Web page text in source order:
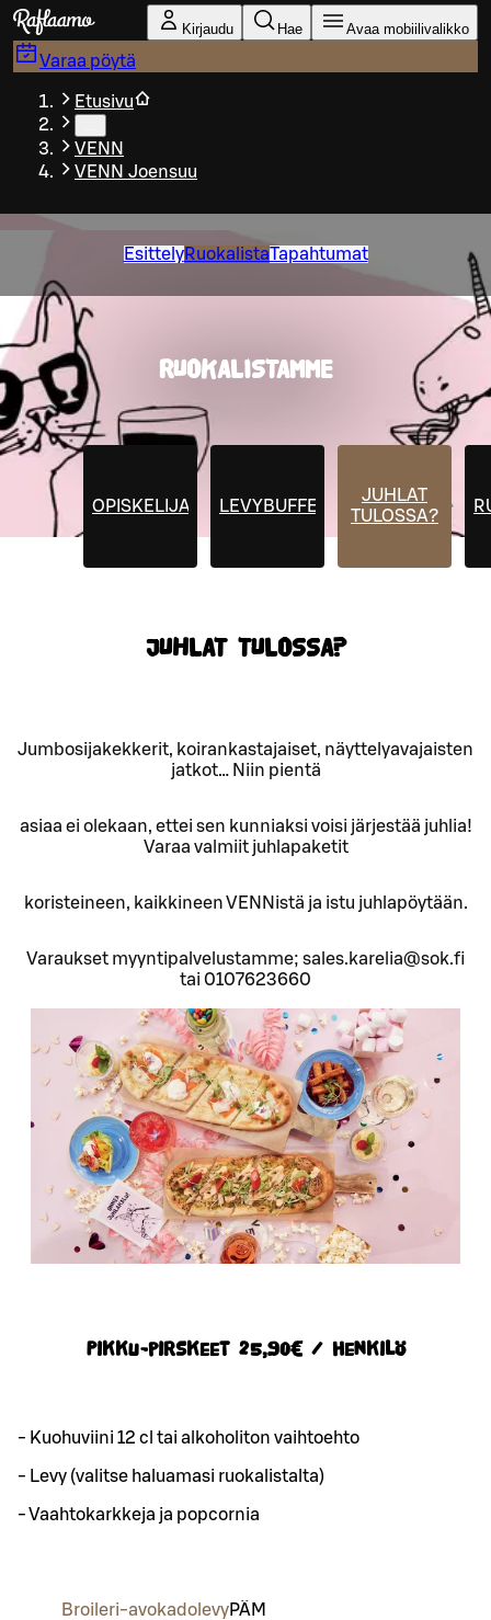
Siirry pääsisältöön
Kirjaudu Hae Avaa mobiilivalikko
Varaa pöytä
Etusivu
VENN
VENN Joensuu
EsittelyRuokalistaTapahtumat
RUOKALISTAMME
OPISKELIJAHINNATLEVYBUFFET
JUHLAT
TULOSSA?
JUHLAT TULOSSA?
Jumbosijakekkerit, koirankastajaiset, näyttelyavajaisten
jatkot… Niin pientä
asiaa ei olekaan, ettei sen kunniaksi voisi järjestää juhlia!
Varaa valmiit juhlapaketit
koristeineen, kaikkineen VENNistä ja istu juhlapöytään.
Varaukset myyntipalvelustamme; sales.karelia@sok.fi
tai 0107623660
Pikku-pirskeet 25,90€ / henkilö
- Kuohuviini 12 cl tai alkoholiton vaihtoehto
- Levy (valitse haluamasi ruokalistalta)
- Vaahtokarkkeja ja popcornia
Broileri-avokadolevyPÄ M